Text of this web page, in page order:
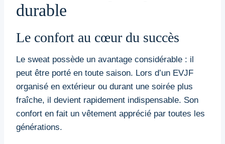
durable
Le confort au cœur du succès
Le sweat possède un avantage considérable : il
peut être porté en toute saison. Lors d’un EVJF
organisé en extérieur ou durant une soirée plus
fraîche, il devient rapidement indispensable. Son
confort en fait un vêtement apprécié par toutes les
générations.